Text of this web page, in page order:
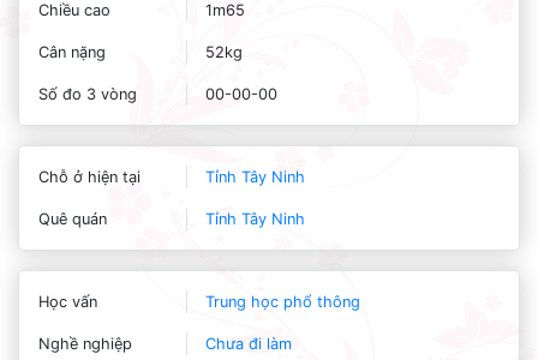
Chiều cao 1m65
Cân nặng 52kg
Số đo 3 vòng 00-00-00
Chỗ ở hiện tại Tỉnh Tây Ninh
Quê quán Tỉnh Tây Ninh
Học vấn Trung học phổ thông
Nghề nghiệp Chưa đi làm